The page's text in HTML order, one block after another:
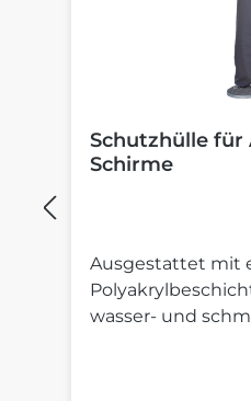
Schutzhülle für
Schirme
Ausgestattet mit
wasser- und